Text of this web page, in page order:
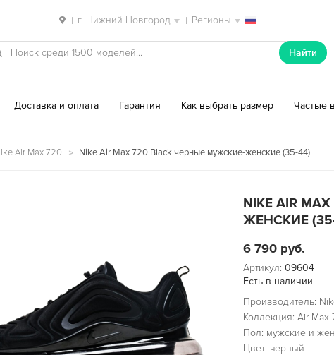
| г. Нижний Новгород | Регионы
Найти
Доставка и оплата Гарантия Как выбрать размер Частые
Air Max 720 Nike Air Max 720 Black черные мужские-женские (35-44)
NIKE AIR
ЖЕНСКИЕ
6 790 руб.
Артикул: 09604
Есть в наличии
Производитель:
Коллекция: Air Max
Пол: мужские и
Цвет: черный